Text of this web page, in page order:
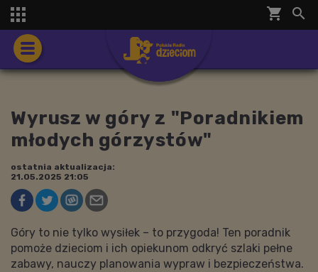
shopping_cart 

Wyrusz w góry z "Poradnikiem
młodych górzystów"
ostatnia aktualizacja:
21.05.2025 21:05
Góry to nie tylko wysiłek – to przygoda! Ten poradnik
pomoże dzieciom i ich opiekunom odkryć szlaki pełne
zabawy, nauczy planowania wypraw i bezpieczeństwa.